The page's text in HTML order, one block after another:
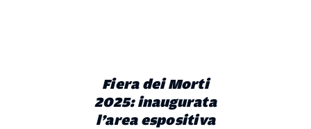
Fiera dei Morti
2025: inaugurata
l’area espositiva